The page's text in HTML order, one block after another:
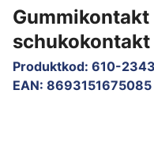
schukokontakt
Produktkod: 610-
EAN: 8693151675085